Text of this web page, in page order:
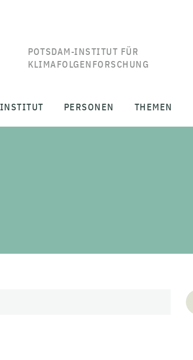
POTSDAM-INSTITUT FÜR
KLIMAFOLGENFORSCHUNG
INSTITUT PERSONEN THEMEN